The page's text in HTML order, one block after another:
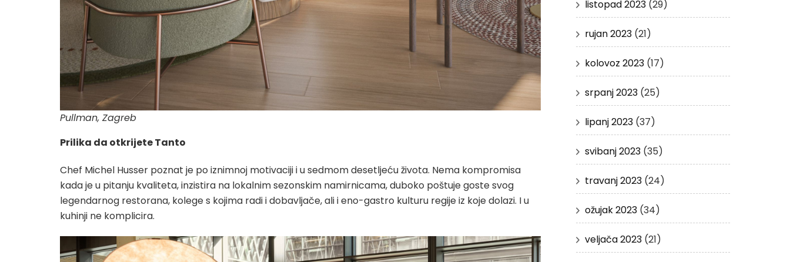
Pullman, Zagreb
Prilika da otkrijete Tanto
Chef Michel Husser poznat je po iznimnoj motivaciji i u sedmom desetljeću života. Nema kompromisa
kada je u pitanju kvaliteta, inzistira na lokalnim sezonskim namirnicama, duboko poštuje goste svog
legendarnog restorana, kolege s kojima radi i dobavljače, ali i eno-gastro kulturu regije iz koje dolazi. I u
kuhinji ne komplicira.
listopad 2023(29)
rujan 2023(21)
kolovoz 2023(17)
srpanj 2023(25)
lipanj 2023(37)
svibanj 2023(35)
travanj 2023(24)
ožujak 2023(34)
veljača 2023(21)